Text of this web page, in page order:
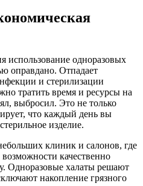
использование одноразовых
оправдано. Отпадает
и стерилизации
тратить время и ресурсы на
выбросил. Это не только
что каждый день вы
изделие.
клиник и салонов, где
качественно
Одноразовые халаты решают
накопление грязного